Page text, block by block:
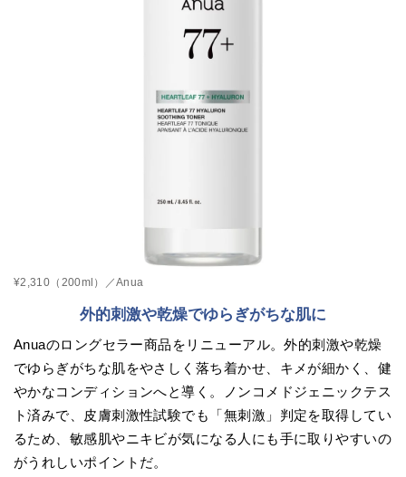
¥2,310（200ml）／Anua
外的刺激や乾燥でゆらぎがちな肌に
Anuaのロングセラー商品をリニューアル。外的刺激や乾燥
でゆらぎがちな肌をやさしく落ち着かせ、キメが細かく、健
やかなコンディションへと導く。ノンコメドジェニックテス
ト済みで、皮膚刺激性試験でも「無刺激」判定を取得してい
るため、敏感肌やニキビが気になる人にも手に取りやすいの
がうれしいポイントだ。